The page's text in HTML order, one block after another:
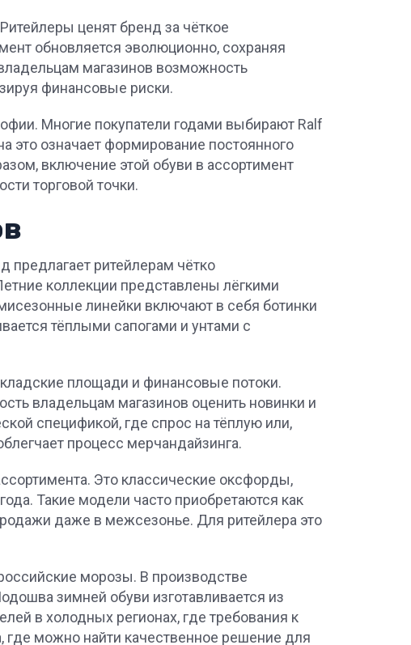
ценят бренд за чёткое
обновляется эволюционно, сохраняя
магазинов возможность
финансовые риски.
Многие покупатели годами выбирают Ralf
это означает формирование постоянного
включение этой обуви в ассортимент
торговой точки.
ритейлерам чётко
коллекции представлены лёгкими
линейки включают в себя ботинки
тёплыми сапогами и унтами с
площади и финансовые потоки.
владельцам магазинов оценить новинки и
спецификой, где спрос на тёплую или,
процесс мерчандайзинга.
Это классические оксфорды,
Такие модели часто приобретаются как
даже в межсезонье. Для ритейлера это
морозы. В производстве
зимней обуви изготавливается из
в холодных регионах, где требования к
где можно найти качественное решение для